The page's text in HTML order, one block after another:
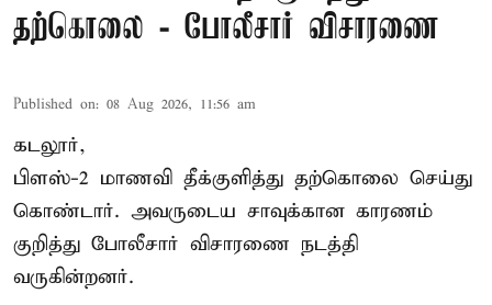
தற்கொலை - போலீசார் விசாரணை
Published on: 08 Aug 2026, 11:56 am
கடலூர்,
பிளஸ்-2 மாணவி தீக்குளித்து தற்கொலை செய்து
கொண்டார். அவருடைய சாவுக்கான காரணம்
குறித்து போலீசார் விசாரணை நடத்தி
வருகின்றனர்.